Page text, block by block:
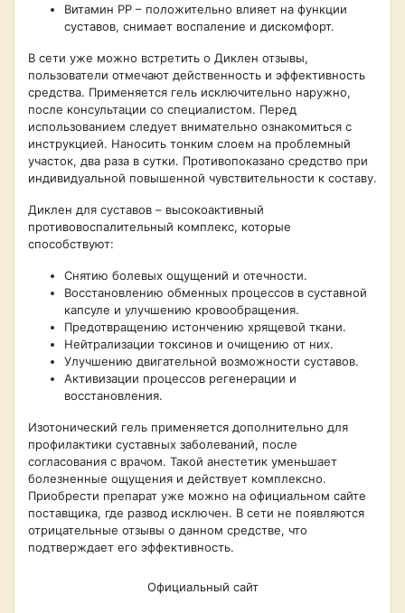
Витамин РР – положительно влияет на функции
суставов, снимает воспаление и дискомфорт.
В сети уже можно встретить о Диклен отзывы,
пользователи отмечают действенность и эффективность
средства. Применяется гель исключительно наружно,
после консультации со специалистом. Перед
использованием следует внимательно ознакомиться с
инструкцией. Наносить тонким слоем на проблемный
участок, два раза в сутки. Противопоказано средство при
индивидуальной повышенной чувствительности к составу.
Диклен для суставов – высокоактивный
противовоспалительный комплекс, которые
способствуют:
Снятию болевых ощущений и отечности.
Восстановлению обменных процессов в суставной
капсуле и улучшению кровообращения.
Предотвращению истончению хрящевой ткани.
Нейтрализации токсинов и очищению от них.
Улучшению двигательной возможности суставов.
Активизации процессов регенерации и
восстановления.
Изотонический гель применяется дополнительно для
профилактики суставных заболеваний, после
согласования с врачом. Такой анестетик уменьшает
болезненные ощущения и действует комплексно.
Приобрести препарат уже можно на официальном сайте
поставщика, где развод исключен. В сети не появляются
отрицательные отзывы о данном средстве, что
подтверждает его эффективность.
Официальный сайт